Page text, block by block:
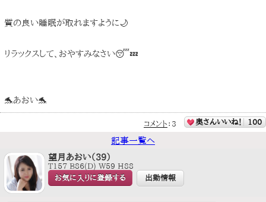
質の良い睡眠が取れますように🌙
リラックスして、おやすみなさい😴💤
🐬あおい🐬
コメント ： 3 奥さんいいね！ 100
記事一覧へ
望月あおい（39）
T157 B86(D) W59 H88
お気に入りに登録する 出勤情報